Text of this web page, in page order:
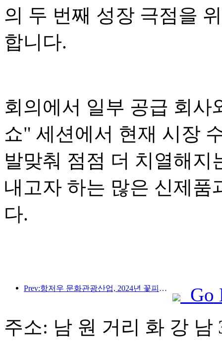
의 두 번째 성장 극점을
합니다.
회의에서 일부 공급 회
쇼" 세션에서 현재 시장
발맞춰 점점 더 치열해
내고자 하는 많은 신제품
다.
Prev:항저우 문화관광산업, 2024년 꽃피운다…문화부가가치 3400억 돌파, 유입 관광객 2배로 증가
Go
주소: 남 원 거리 화 강 남